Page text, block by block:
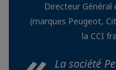
Directeur Général
(marques Peugeot,
la CCI
La société